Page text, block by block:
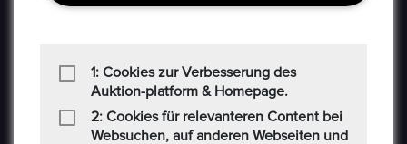
verkaufen können. Epoxa bietet zusätzlich einen
den regionalen Standorten der Bundesbank befinden
(www.ezb.europa.eu), ihre DM-Währung in Euro
umtauschen.
1: Cookies zur Verbesserung des
Auktion-platform & Homepage.
2: Cookies für relevanteren Content bei
Websuchen, auf anderen Webseiten und